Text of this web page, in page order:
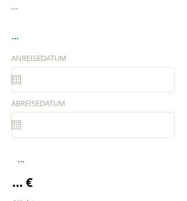
...
...
ANREISEDATUM
ABREISEDATUM
...
... €